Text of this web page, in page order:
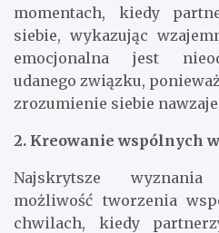
momentach, kiedy
siebie, wykazując
emocjonalna jest
udanego związku,
zrozumienie siebie
2. Kreowanie wspólnych
Najskrytsze
możliwość tworzenia
chwilach, kiedy